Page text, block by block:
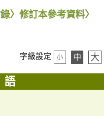
〉修訂本參考資料〉
字級設定 小 中 大